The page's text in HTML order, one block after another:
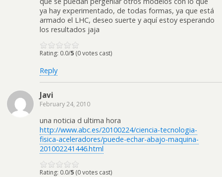
ya hay experimentado, de todas formas, ya que está
armado el LHC, deseo suerte y aquí estoy esperando
los resultados jaja
Rating: 0.0/5 (0 votes cast)
Reply
Javi
February 24, 2010
una noticia d ultima hora
http://www.abc.es/20100224/ciencia-tecnologia-
fisica-aceleradores/puede-echar-abajo-maquina-
201002241446.html
Rating: 0.0/5 (0 votes cast)